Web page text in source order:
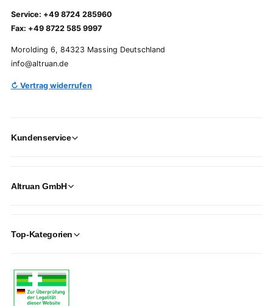
Service: +49 8724 285960
Fax: +49 8722 585 9997
Morolding 6, 84323 Massing Deutschland
info@altruan.de
↻ Vertrag widerrufen
Kundenservice
Altruan GmbH
Top-Kategorien